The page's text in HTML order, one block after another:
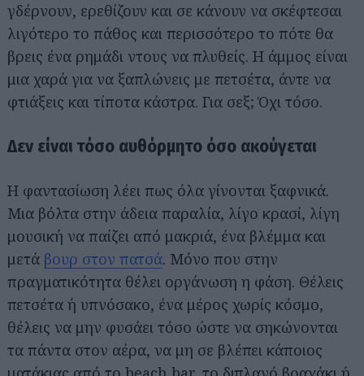
γδέρνουν, ερεθίζουν και σε κάνουν να σκέφτεσαι
λιγότερο το πάθος και περισσότερο το πότε θα
βρεις ένα ρημάδι ντους να πλυθείς. Η άμμος είναι
μια χαρά για να ξαπλώνεις με πετσέτα, άντε να
φτιάξεις και τίποτα κάστρα. Για σεξ; Όχι τόσο.
Δεν είναι τόσο αυθόρμητο όσο ακούγεται
Η φαντασίωση λέει πως όλα γίνονται ξαφνικά.
Μια βόλτα στην άδεια παραλία, λίγο κρασί, λίγη
μουσική να παίζει από μακριά, ένα βλέμμα και
μετά βουρ στον πατσά. Μόνο που στην
πραγματικότητα θέλει οργάνωση η φάση. Θέλεις
πετσέτα ή υπνόσακο, ένα μέρος χωρίς κόσμο,
θέλεις να μην φυσάει τόσο ώστε να σηκώνονται
τα πάντα στον αέρα, να μη σε βλέπει κάποιος